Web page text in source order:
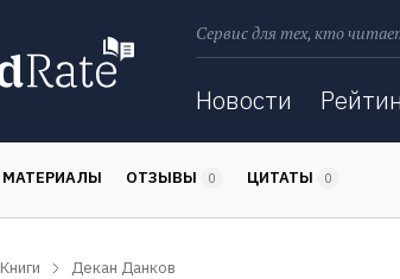
Сервис для тех, кто
Новости
МАТЕРИАЛЫ ОТЗЫВЫ 0 ЦИТАТЫ 0
Книги Декан Данков